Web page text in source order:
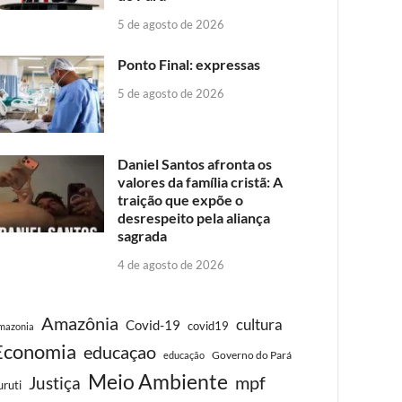
5 de agosto de 2026
Ponto Final: expressas
5 de agosto de 2026
Daniel Santos afronta os
valores da família cristã: A
traição que expõe o
desrespeito pela aliança
sagrada
4 de agosto de 2026
Amazônia Covid-19 covid19 cultura
educaçao educação Governo do Pará
Justiça Meio Ambiente mpf